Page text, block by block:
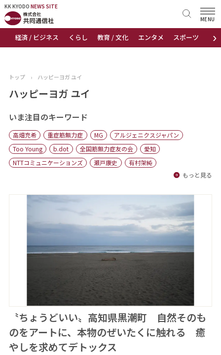
KK KYODO NEWS SITE
›
経済 / ビジネス くらし 教育 / 文化 エンタメ スポーツ 地域
MENU
KK KYODONEWS SITE
トップページ
ニュース
おすすめコンテンツ
出版物
会社概要
トップ › ハッピーヨガ ユイ
ハッピーヨガ ユイ
いま注目のキーワード
高畑充希 重症筋無力症 MG
アルジェニクスジャパン
Too Young
b.dot 全国筋無力症友の会
愛知
NTTコミュニケーションズ
瀬戸康史
有村架純
もっと見る
〝ちょうどいい〟高知県黒潮町 自然そのも
のをアートに、本物のぜいたくに触れる 癒
やしを求めてデトックス